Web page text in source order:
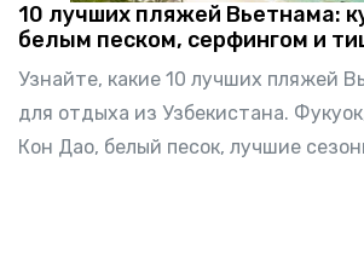
10 лучших пляжей Вьетнама:
белым песком, серфингом и
Узнайте, какие 10 лучших пляжей
для отдыха из Узбекистана.
Кон Дао, белый песок, лучшие